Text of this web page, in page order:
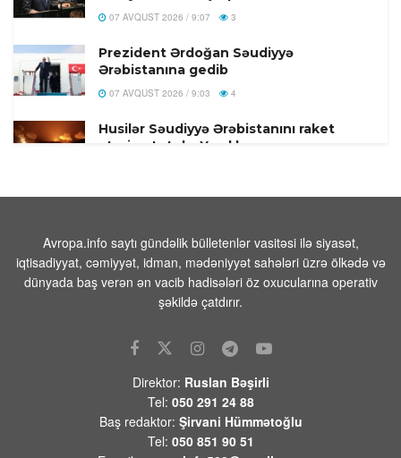
07 AVQUST 2026 / 9:07 3
Prezident Ərdoğan Səudiyyə
Ərəbistanına gedib
07 AVQUST 2026 / 9:03 4
Husilər Səudiyyə Ərəbistanını raket
atəşinə tutub- Yaralılar var
tədarük edildiyini açıqlamışdı
07 AVQUST 2026 / 8:17 1
FAA yüzlərlə Boeing 737 Max
təyyarəsində çatların yoxlanılmasını
07 AVQUST 2026 / 8:07 12
Hindistanda ildırım vurması
nəticəsində ölənlərin sayı 20-yə çatıb
07 AVQUST 2026 / 8:02
Avropa.info saytı gündəlik bülletenlər vasitəsi ilə siyasət,
iqtisadiyyat, cəmiyyət, idman, mədəniyyət sahələri üzrə ölkədə və
dünyada baş verən ən vacib hadisələri öz oxucularına operativ
şəkildə çatdırır.
Direktor: Ruslan Bəşirli
Tel: 050 291 24 88
Baş redaktor: Şirvani Hümmətoğlu
Tel: 050 851 90 51